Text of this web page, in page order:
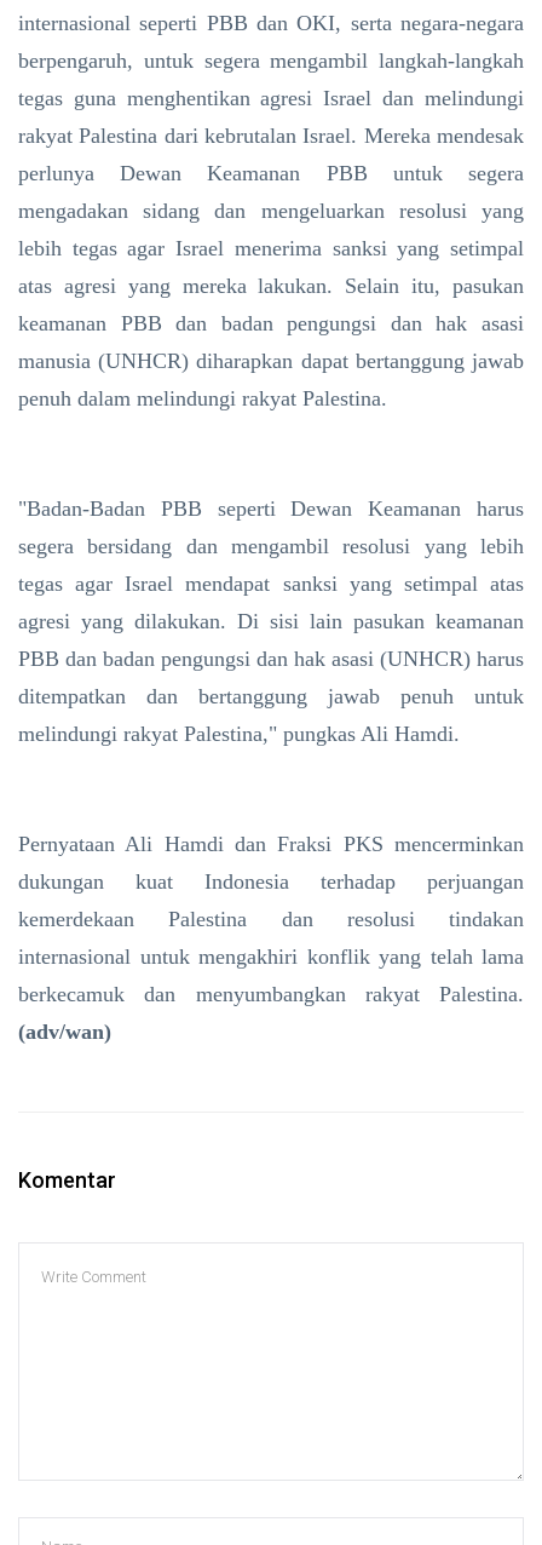
internasional seperti PBB dan OKI, serta negara-negara
berpengaruh, untuk segera mengambil langkah-langkah
tegas guna menghentikan agresi Israel dan melindungi
rakyat Palestina dari kebrutalan Israel. Mereka mendesak
perlunya Dewan Keamanan PBB untuk segera
mengadakan sidang dan mengeluarkan resolusi yang
lebih tegas agar Israel menerima sanksi yang setimpal
atas agresi yang mereka lakukan. Selain itu, pasukan
keamanan PBB dan badan pengungsi dan hak asasi
manusia (UNHCR) diharapkan dapat bertanggung jawab
penuh dalam melindungi rakyat Palestina.
"Badan-Badan PBB seperti Dewan Keamanan harus
segera bersidang dan mengambil resolusi yang lebih
tegas agar Israel mendapat sanksi yang setimpal atas
agresi yang dilakukan. Di sisi lain pasukan keamanan
PBB dan badan pengungsi dan hak asasi (UNHCR) harus
ditempatkan dan bertanggung jawab penuh untuk
melindungi rakyat Palestina," pungkas Ali Hamdi.
Pernyataan Ali Hamdi dan Fraksi PKS mencerminkan
dukungan kuat Indonesia terhadap perjuangan
kemerdekaan Palestina dan resolusi tindakan
internasional untuk mengakhiri konflik yang telah lama
berkecamuk dan menyumbangkan rakyat Palestina.
(adv/wan)
Komentar